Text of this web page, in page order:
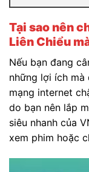
Tại sao nên
Liên Chiểu
Nếu bạn đang
những lợi ích
mạng internet
do bạn nên lắp
siêu nhanh của
xem phim hoặc